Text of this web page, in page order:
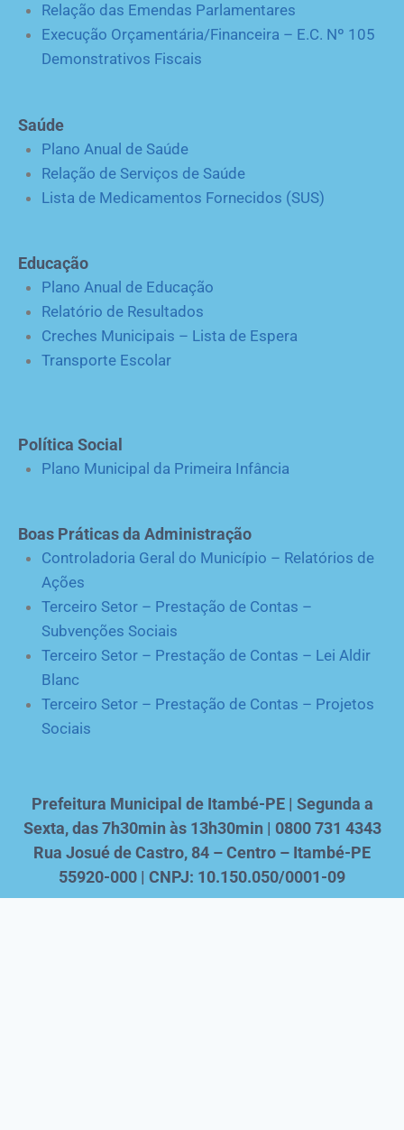
Relação das Emendas Parlamentares
Execução Orçamentária/Financeira – E.C. Nº 105
Demonstrativos Fiscais
Saúde
Plano Anual de Saúde
Relação de Serviços de Saúde
Lista de Medicamentos Fornecidos (SUS)
Educação
Plano Anual de Educação
Relatório de Resultados
Creches Municipais – Lista de Espera
Transporte Escolar
Política Social
Plano Municipal da Primeira Infância
Boas Práticas da Administração
Controladoria Geral do Município – Relatórios de
Ações
Terceiro Setor – Prestação de Contas –
Subvenções Sociais
Terceiro Setor – Prestação de Contas – Lei Aldir
Blanc
Terceiro Setor – Prestação de Contas – Projetos
Sociais
Prefeitura Municipal de Itambé-PE | Segunda a
Sexta, das 7h30min às 13h30min | 0800 731 4343
Rua Josué de Castro, 84 – Centro – Itambé-PE
55920-000 | CNPJ: 10.150.050/0001-09